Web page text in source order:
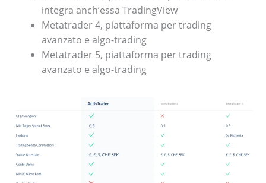
integra anch’essa TradingView
Metatrader 4, piattaforma per trading
avanzato e algo-trading
Metatrader 5, piattaforma per trading
avanzato e algo-trading